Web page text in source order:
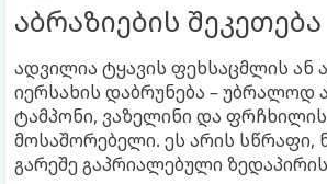
აბრაზიების შეკეთება
ადვილია ტყავის ფეხსაცმლის ან
იერსახის დაბრუნება – უბრალოდ
ტამპონი, ვაზელინი და
მოსაშორებელი. ეს არის სწრაფი,
გარეშე გაპრიალებული